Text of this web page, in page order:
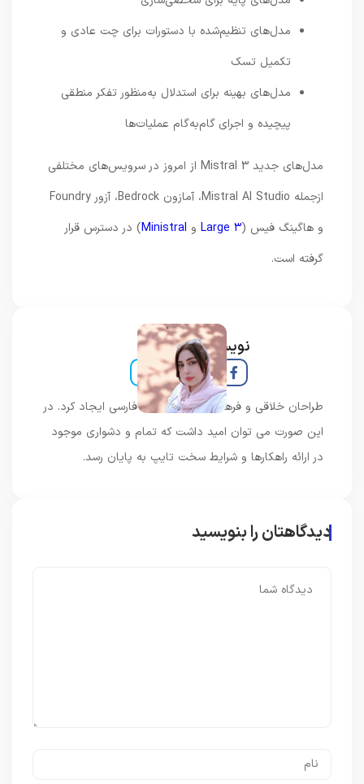
مدل‌های تنظیم‌شده با دستورات برای چت عادی و
تکمیل تسک
مدل‌های بهینه برای استدلال به‌منظور تفکر منطقی
پیچیده و اجرای گام‌به‌گام عملیات‌ها
مدل‌های جدید Mistral 3 از امروز در سرویس‌های مختلفی
ازجمله Mistral AI Studio، آمازون Bedrock، آزور Foundry
و هاگینگ فیس (Large 3 وMinistral) در دسترس قرار
گرفته است.
نویسنده و خبرنگار
طراحان خلاقی و فرهنگ پیشرو در زبان فارسی ایجاد کرد. در
این صورت می توان امید داشت که تمام و دشواری موجود
در ارائه راهکارها و شرایط سخت تایپ به پایان رسد.
دیدگاهتان را بنویسید